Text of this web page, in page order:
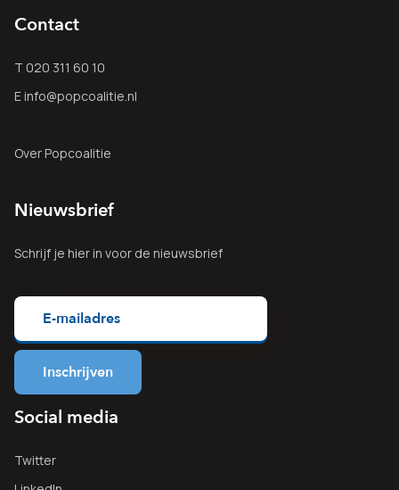
Contact
T 020 311 60 10
E info@popcoalitie.nl
Over Popcoalitie
Nieuwsbrief
Schrijf je hierin voor de nieuwsbrief
Social media
Twitter